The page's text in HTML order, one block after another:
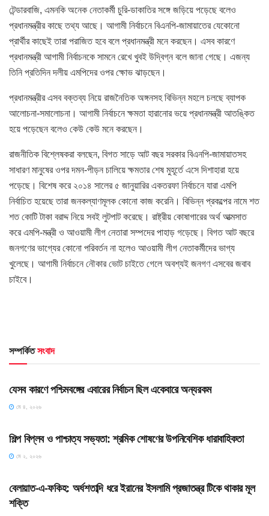
টেন্ডারবাজি, এমনকি অনেক নেতাকর্মী চুরি-ডাকাতির সঙ্গে জড়িয়ে পড়েছে বলেও
প্রধানমন্ত্রীর কাছে তথ্য আছে। আগামী নির্বাচনে বিএনপি-জামায়াতের যেকোনো
প্রার্থীর কাছেই তারা পরাজিত হবে বলে প্রধানমন্ত্রী মনে করছেন। এসব কারণে
প্রধানমন্ত্রী আগামী নির্বাচনকে সামনে রেখে খুবই উদ্বিগ্ন বলে জানা গেছে। এজন্য
তিনি প্রতিদিন দলীয় এমপিদের ওপর ক্ষোভ ঝাড়ছেন।
প্রধানমন্ত্রীর এসব বক্তব্য নিয়ে রাজনৈতিক অঙ্গনসহ বিভিন্ন মহলে চলছে ব্যাপক
আলোচনা-সমালোচনা। আগামী নির্বাচনে ক্ষমতা হারানোর ভয়ে প্রধানমন্ত্রী আতঙ্কিত
হয়ে পড়েছেন বলেও কেউ কেউ মনে করছেন।
রাজনীতিক বিশ্লেষকরা বলছেন, বিগত সাড়ে আট বছর সরকার বিএনপি-জামায়াতসহ
সাধারণ মানুষের ওপর দমন-পীড়ন চালিয়ে ক্ষমতার শেষ মুহূর্তে এসে দিশাহারা হয়ে
পড়েছে। বিশেষ করে ২০১৪ সালের ৫ জানুয়ারির একতরফা নির্বাচনে যারা এমপি
নির্বাচিত হয়েছে তারা জনকল্যাণমূলক কোনো কাজ করেনি। বিভিন্ন প্রকল্পের নামে শত
শত কোটি টাকা বরাদ্দ নিয়ে সবই লুটপাট করেছে। রাষ্ট্রীয় কোষাগারের অর্থ আত্মসাত
করে এমপি-মন্ত্রী ও আওয়ামী লীগ নেতারা সম্পদের পাহাড় গড়েছে। বিগত আট বছরে
জনগণের ভাগ্যের কোনো পরিবর্তন না হলেও আওয়ামী লীগ নেতাকর্মীদের ভাগ্য
খুলেছে। আগামী নির্বাচনে নৌকার ভোট চাইতে গেলে অবশ্যই জনগণ এসবের জবাব
চাইবে।
সম্পর্কিতসংবাদ
HOME POST
যেসব কারণে পশ্চিমবঙ্গের এবারের নির্বাচন ছিল একেবারে অন্যরকম
মে ৪, ২০২৬
শিল্প বিপ্লব ও পাশ্চাত্য সভ্যতা: শ্রমিক শোষণের উপনিবেশিক ধারাবাহিকতা
মে ২, ২০২৬
বেলায়াত-এ-ফকিহ: অর্ধশতাব্দি ধরে ইরানের ইসলামি প্রজাতন্ত্র টিকে থাকার মূল
শক্তি